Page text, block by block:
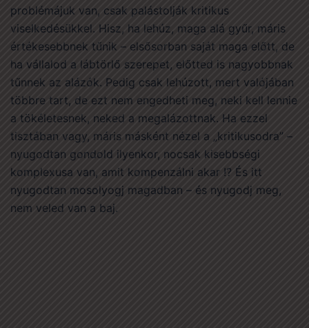
problémájuk van, csak palástolják kritikus
viselkedésükkel. Hisz, ha lehúz, maga alá gyűr, máris
értékesebbnek tűnik – elsősorban saját maga előtt, de
ha vállalod a lábtörlő szerepet, előtted is nagyobbnak
tűnnek az alázók. Pedig csak lehúzott, mert valójában
többre tart, de ezt nem engedheti meg, neki kell lennie
a tökéletesnek, neked a megalázottnak. Ha ezzel
tisztában vagy, máris másként nézel a „kritikusodra” –
nyugodtan gondold ilyenkor, nocsak kisebbségi
komplexusa van, amit kompenzálni akar !? És itt
nyugodtan mosolyogj magadban – és nyugodj meg,
nem veled van a baj.